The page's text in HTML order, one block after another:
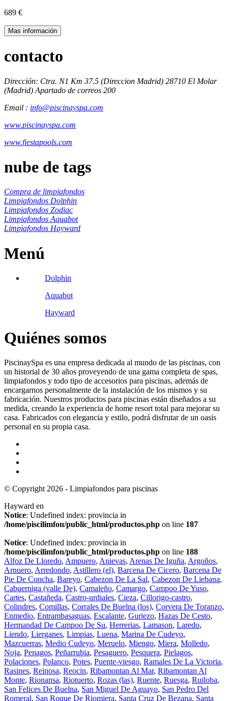
689 €
Mas información
contacto
Dirección: Ctra. N1 Km 37.5 (Direccion Madrid) 28710 El Molar
(Madrid) Apartado de correos 200
Email : info@piscinayspa.com
www.piscinayspa.com
www.fiestapools.com
nube de tags
Compra de limpiafondos
Limpiafondos Dolphin
Limpiafondos Zodiac
Limpiafondos Aquabot
Limpiafondos Hayward
Menú
Dolphin
Aquabot
Hayward
Quiénes somos
PiscinaySpa es una empresa dedicada al mundo de las piscinas, con
un historial de 30 años proveyendo de una gama completa de spas,
limpiafondos y todo tipo de accesorios para piscinas, además de
encargarnos personalmente de la instalación de los mismos y su
fabricación. Nuestros productos para piscinas están diseñados a su
medida, creando la experiencia de home resort total para mejorar su
casa. Fabricados con elegancia y estilo, podrá disfrutar de un oasis
personal en su propia casa.
© Copyright 2026 - Limpiafondos para piscinas
Hayward en
Notice: Undefined index: provincia in
/home/piscilimfon/public_html/productos.php on line 187
Notice: Undefined index: provincia in
/home/piscilimfon/public_html/productos.php on line 188
Alfoz De Lloredo, Ampuero, Anievas, Arenas De Iguña, Argoños,
Arnuero, Arredondo, Astillero (el), Barcena De Cicero, Barcena De
Pie De Concha, Bareyo, Cabezon De La Sal, Cabezon De Liebana,
Cabuerniga (valle De), Camaleño, Camargo, Campoo De Yuso,
Cartes, Castañeda, Castro-urdiales, Cieza, Cillorigo-castro,
Colindres, Comillas, Corrales De Buelna (los), Corvera De Toranzo,
Enmedio, Entrambasaguas, Escalante, Guriezo, Hazas De Cesto,
Hermandad De Campoo De Su, Herrerias, Lamason, Laredo,
Liendo, Lierganes, Limpias, Luena, Marina De Cudeyo,
Mazcuerras, Medio Cudeyo, Meruelo, Miengo, Miera, Molledo,
Noja, Penagos, Peñarrubia, Pesaguero, Pesquera, Pielagos,
Polaciones, Polanco, Potes, Puente-viesgo, Ramales De La Victoria,
Rasines, Reinosa, Reocin, Ribamontan Al Mar, Ribamontan Al
Monte, Rionansa, Riotuerto, Rozas (las), Ruente, Ruesga, Ruiloba,
San Felices De Buelna, San Miguel De Aguayo, San Pedro Del
Romeral, San Roque De Riomiera, Santa Cruz De Bezana, Santa